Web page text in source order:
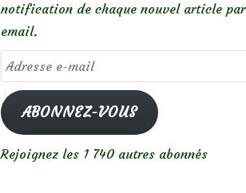
notification de chaque nouvel article par
email.
Adresse
e-
mailABONNEZ-VOUS
Rejoignez les 1 740 autres abonnés